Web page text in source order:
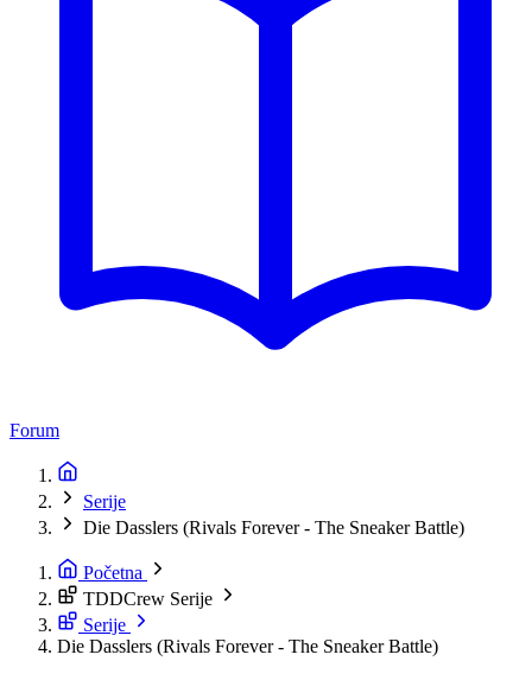
Forum
Serije
Die Dasslers (Rivals Forever - The Sneaker Battle)
Početna
TDDCrew Serije
Serije
Die Dasslers (Rivals Forever - The Sneaker Battle)